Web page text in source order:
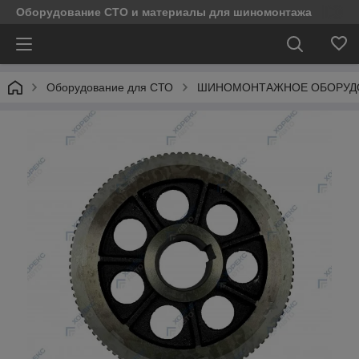
Оборудование СТО и материалы для шиномонтажа
Оборудование для СТО ШИНОМОНТАЖНОЕ